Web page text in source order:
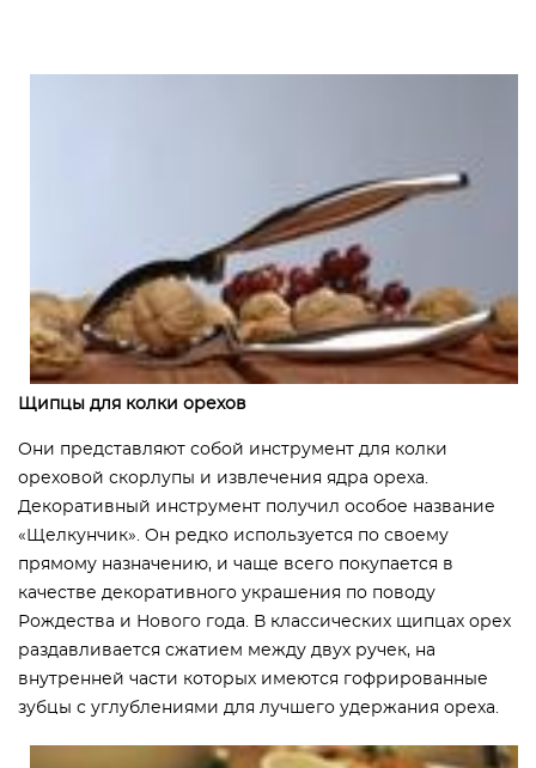
Щипцы для колки орехов
Они представляют собой инструмент для колки
ореховой скорлупы и извлечения ядра ореха.
Декоративный инструмент получил особое название
«Щелкунчик». Он редко используется по своему
прямому назначению, и чаще всего покупается в
качестве декоративного украшения по поводу
Рождества и Нового года. В классических щипцах орех
раздавливается сжатием между двух ручек, на
внутренней части которых имеются гофрированные
зубцы с углублениями для лучшего удержания ореха.